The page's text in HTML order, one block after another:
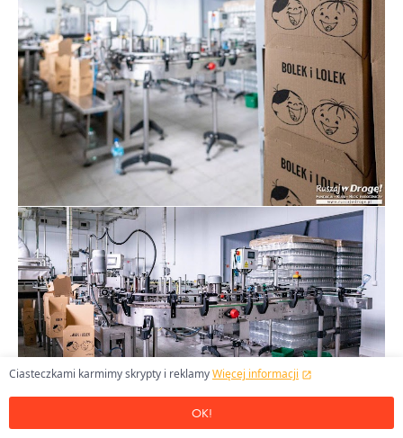
Ciasteczkami karmimy skrypty i reklamyWięcej informacji
OK!